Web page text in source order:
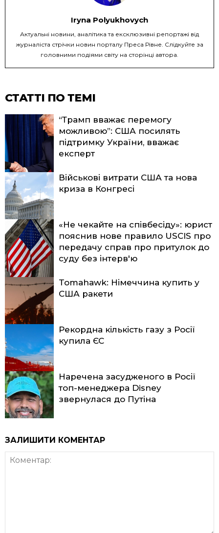
Iryna Polyukhovych
Актуальні новини, аналітика та ексклюзивні репортажі від
журналіста стрічки новин порталу Преса Рівне. Слідкуйте за
головними подіями світу на сторінці автора.
СТАТТІ ПО ТЕМІ
“Трамп вважає перемогу
можливою”: США посилять
підтримку України, вважає
експерт
Військові витрати США та нова
криза в Конгресі
«Не чекайте на співбесіду»: юрист
пояснив нове правило USCIS про
передачу справ про притулок до
суду без інтерв'ю
Tomahawk: Німеччина купить у
США ракети
Рекордна кількість газу з Росії
купила ЄС
Наречена засудженого в Росії
топ-менеджера Disney
звернулася до Путіна
ЗАЛИШИТИ КОМЕНТАР